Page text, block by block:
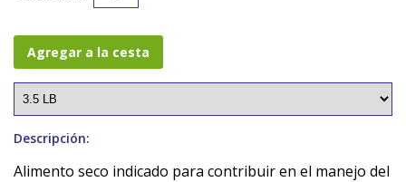
Agregar a la cesta
Descripción:
Alimento seco indicado para contribuir en el manejo del